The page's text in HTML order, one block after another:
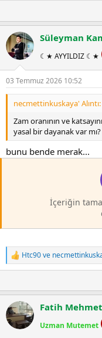
Süleyman
☾★ AYYILDIZ ☾★
03 Temmuz 2026 10:52
necmettinkuskaya' Alıntı:
Zam oranının ve
yasal bir dayanak var
bunu bende merak...
İçeriğin
T
e
i
l
e
r
Htc90ve
Fatih Mehmet
Uzman Mutemet